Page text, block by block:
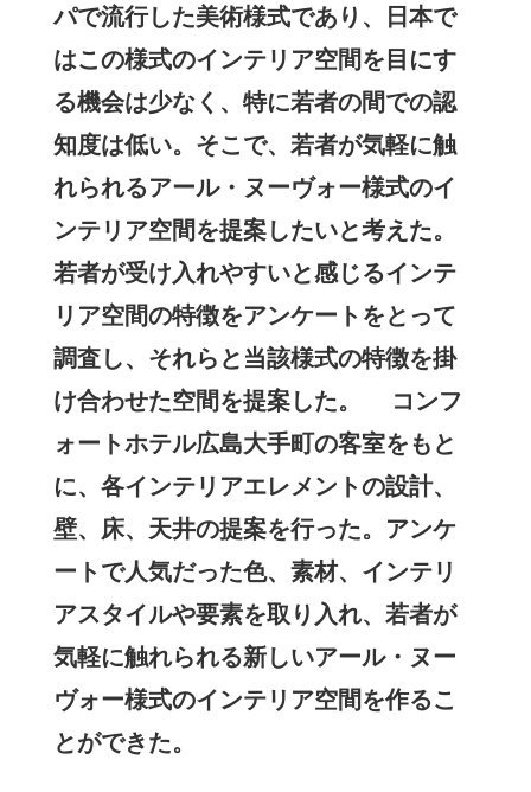
パで流行した美術様式であり、日本で
はこの様式のインテリア空間を目にす
る機会は少なく、特に若者の間での認
知度は低い。そこで、若者が気軽に触
れられるアール・ヌーヴォー様式のイ
ンテリア空間を提案したいと考えた。
若者が受け入れやすいと感じるインテ
リア空間の特徴をアンケートをとって
調査し、それらと当該様式の特徴を掛
け合わせた空間を提案した。 コンフ
ォートホテル広島大手町の客室をもと
に、各インテリアエレメントの設計、
壁、床、天井の提案を行った。アンケ
ートで人気だった色、素材、インテリ
アスタイルや要素を取り入れ、若者が
気軽に触れられる新しいアール・ヌー
ヴォー様式のインテリア空間を作るこ
とができた。